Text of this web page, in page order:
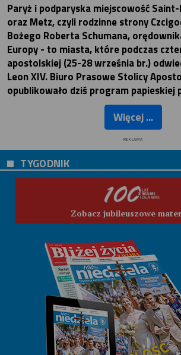
Paryż i podparyska miejscowość
oraz Metz, czyli rodzinne strony
Bożego Roberta Schumana,
Europy - to miasta, które podczas
apostolskiej (25-28 września br.)
Leon XIV. Biuro Prasowe Stolicy
opublikowało dziś program papieskiej
Więcej ...
REKLAMA
TYGODNIK
Zobacz jubileuszowe